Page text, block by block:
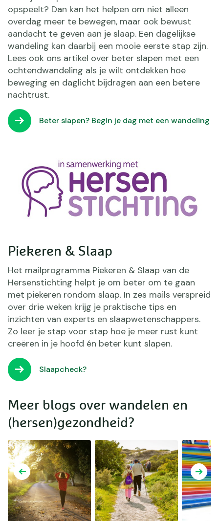
opspeelt? Dan kan het helpen om niet alleen
overdag meer te bewegen, maar ook bewust
aandacht te geven aan je slaap. Een dagelijkse
wandeling kan daarbij een mooie eerste stap zijn.
Lees ook ons artikel over beter slapen met een
ochtendwandeling als je wilt ontdekken hoe
beweging en daglicht bijdragen aan een betere
nachtrust.
Beter slapen? Begin je dag met een wandeling
Piekeren & Slaap
Het mailprogramma Piekeren & Slaap van de
Hersenstichting helpt je om beter om te gaan
met piekeren rondom slaap. In zes mails verspreid
over drie weken krijg je praktische tips en
inzichten van experts en slaapwetenschappers.
Zo leer je stap voor stap hoe je meer rust kunt
creëren in je hoofd én beter kunt slapen.
Slaapcheck?
Meer blogs over wandelen en
(hersen)gezondheid?